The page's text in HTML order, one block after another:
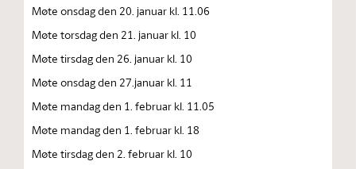
Møte onsdag den 20. januar kl. 11.06
Møte torsdag den 21. januar kl. 10
Møte tirsdag den 26. januar kl. 10
Møte onsdag den 27.januar kl. 11
Møte mandag den 1. februar kl. 11.05
Møte mandag den 1. februar kl. 18
Møte tirsdag den 2. februar kl. 10